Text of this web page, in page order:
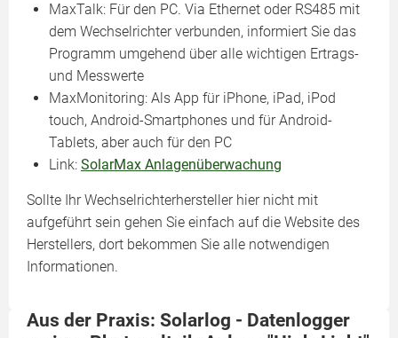
MaxTalk: Für den PC. Via Ethernet oder RS485 mit
dem Wechselrichter verbunden, informiert Sie das
Programm umgehend über alle wichtigen Ertrags-
und Messwerte
MaxMonitoring: Als App für iPhone, iPad, iPod
touch, Android-Smartphones und für Android-
Tablets, aber auch für den PC
Link: SolarMax Anlagenüberwachung
Sollte Ihr Wechselrichterhersteller hier nicht mit
aufgeführt sein gehen Sie einfach auf die Website des
Herstellers, dort bekommen Sie alle notwendigen
Informationen.
Aus der Praxis: Solarlog - Datenlogger